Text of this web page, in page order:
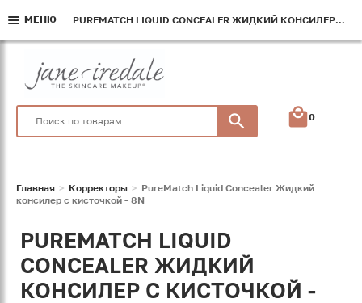
0
Главная Корректоры
PureMatch Liquid Concealer Жидкий
консилер с кисточкой - 8N
PUREMATCH LIQUID
CONCEALER ЖИДКИЙ
КОНСИЛЕР С КИСТОЧКОЙ -
МЕНЮ PUREMATCH LIQUID CONCEALER ЖИДКИЙ КОНСИЛЕР С КИСТОЧКОЙ - 8N
МЕНЮ PUREMATCH LIQUID CONCEALER ЖИДКИЙ КОНСИЛЕР С КИСТОЧКОЙ - 8N
МЕНЮ PUREMATCH LIQUID CONCEALER ЖИДКИЙ КОНСИЛЕР С КИСТОЧКОЙ - 8N